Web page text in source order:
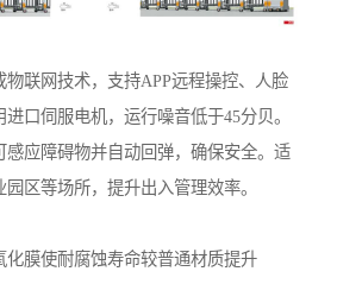
物联网技术，支持APP远程操控、人脸
口伺服电机，运行噪音低于45分贝。
感应障碍物并自动回弹，确保安全。适
区等场所，提升出入管理效率。
化膜使耐腐蚀寿命较普通材质提升